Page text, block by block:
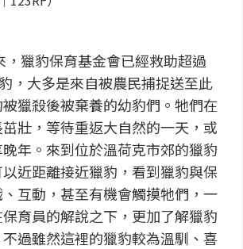
，獵豹保育基金會已經救助超過
，大多是來自被農民捕捉送至此
獵殺後被棄養的幼豹們。牠們在
壯，等待重返大自然的一天，或
年。來到位於溫荷克市郊的獵豹
近距離接近獵豹，看到獵豹與保
互動，甚至有機會觸摸牠們，一
育員的解說之下，更加了解獵豹
過雖然這裡的獵豹較為溫馴、喜